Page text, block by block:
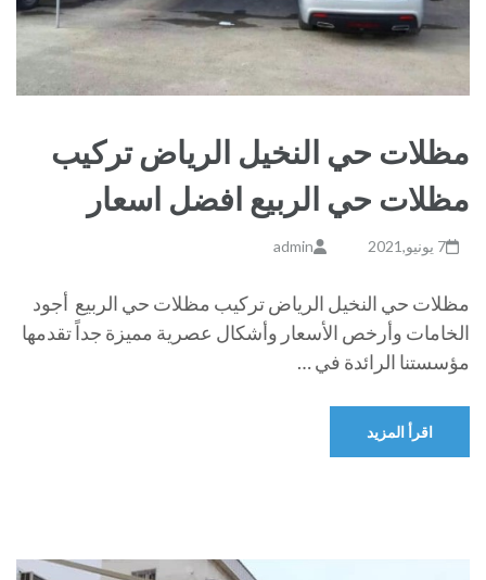
مظلات حي النخيل الرياض تركيب
مظلات حي الربيع افضل اسعار
7 يونيو,2021 admin
مظلات حي النخيل الرياض تركيب مظلات حي الربيع أجود
الخامات وأرخص الأسعار وأشكال عصرية مميزة جداً تقدمها
مؤسستنا الرائدة في …
اقرأ المزيد